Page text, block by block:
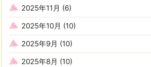
2025年11月 (6)
2025年10月 (10)
2025年9月 (10)
2025年8月 (10)